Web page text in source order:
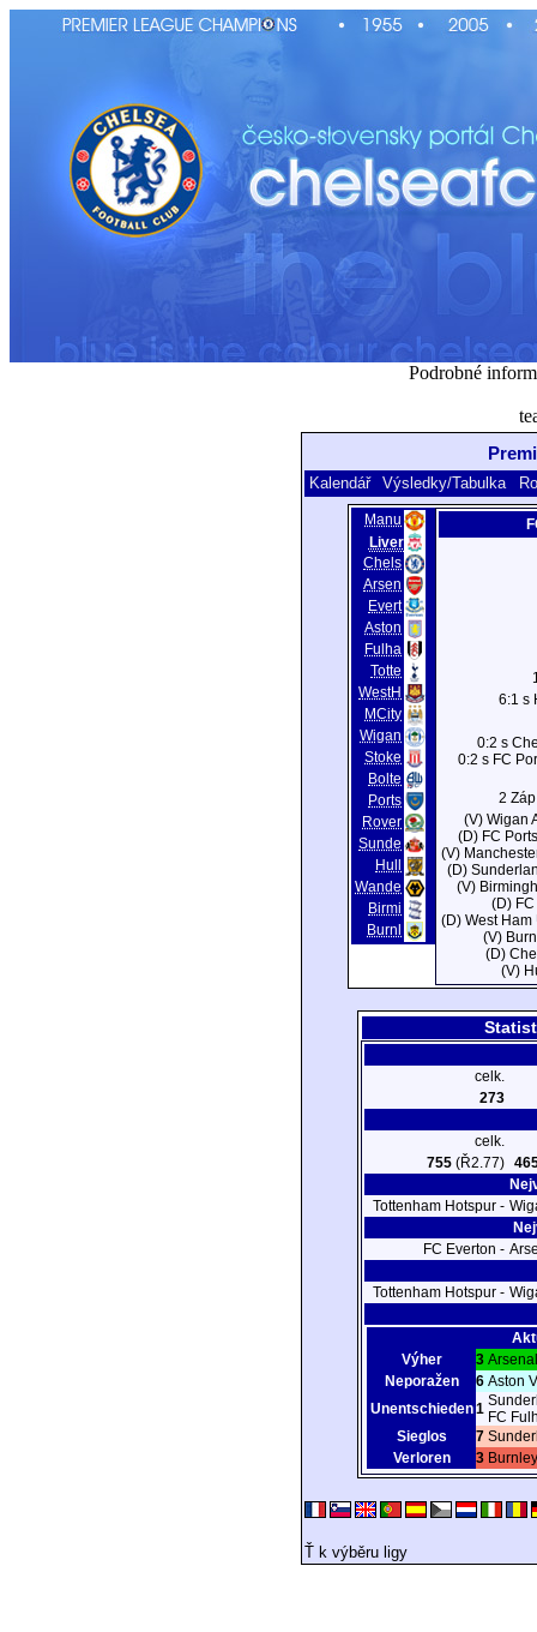
Podrobné
Kalendář Výsledky/Tabulka
Manu
Liver
Chels
Arsen
Evert
Aston
Fulha
Totte
WestH
MCity
Wigan
Stoke
Bolte
Ports
Rover
Sunde
Hull
Wande
Birmi
Burnl
6:1 s
0:2 s
0:2 s FC
2
(V) Wigan
(D) FC
(V)
(D)
(V)
(D)
(D) West
(V)
(D)
(V)
celk.
273
celk.
755(Ř2.77)
Tottenham Hotspur -
FC Everton -
Tottenham Hotspur -
Výher
3
Neporažen
6 Aston
Unentschieden1 FC
Sieglos
7
Verloren
3
Ť k výběru ligy